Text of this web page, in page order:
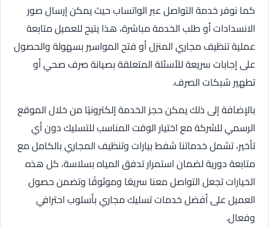
كما نوفر خدمة التواصل عبر الواتساب حيث يمكن إرسال صور
الانسدادات أو طلب الخدمة مباشرة، هذا يتيح للعميل متابعة
عملية تنظيف مجاري المنزل أو فتح المواسير بسهولة والحصول
على إجابات سريعة للأسئلة المتعلقة بصيانة صرف صحي أو
تطهير شبكات الصرف.
بالإضافة إلى ذلك يمكن حجز الخدمة إلكترونيًا من خلال الموقع
الرسمي للشركة مع اختيار الوقت المناسب للتسليك دون أي
تأخير، تشمل خدماتنا شفط بيارات وتنظيف المجاري بالكامل مع
متابعة دورية لضمان استمرار تدفق المياه بسلاسة، كل هذه
الخيارات تجعل التواصل معنا سريعًا وموثوقًا وتضمن حصول
العميل على أفضل خدمات تسليك مجاري بأسلوب احترافي
وفعال.